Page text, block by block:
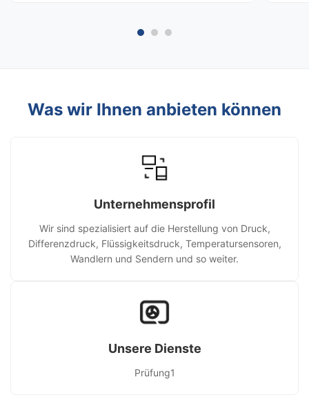
Was wir Ihnen anbieten können
Unternehmensprofil
Wir sind spezialisiert auf die Herstellung von Druck,
Differenzdruck, Flüssigkeitsdruck, Temperatursensoren,
Wandlern und Sendern und so weiter.
Unsere Dienste
Prüfung1